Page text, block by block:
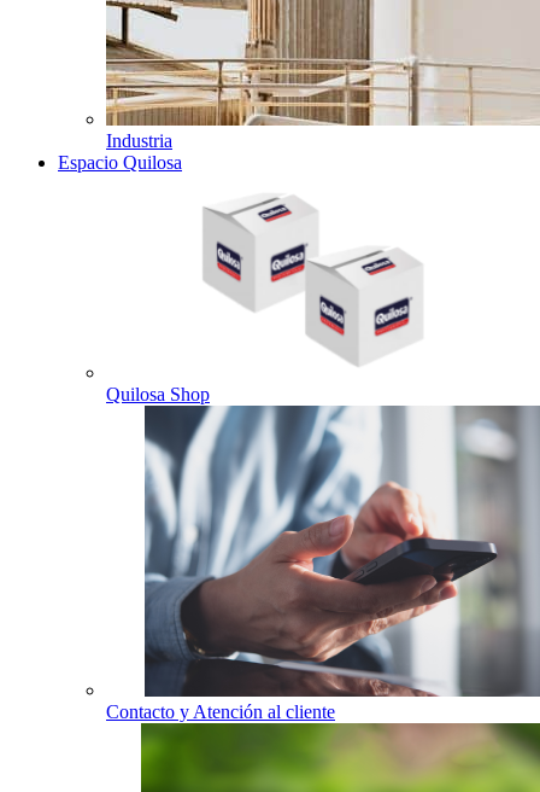
Industria
Espacio Quilosa
Quilosa Shop
Contacto y Atención al cliente